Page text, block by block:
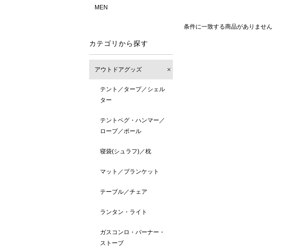
MEN
カテゴリから探す
アウトドアグッズ
テント／タープ／シェル
ター
テントペグ・ハンマー／
ロープ／ポール
寝袋(シュラフ)／枕
マット／ブランケット
テーブル／チェア
ランタン・ライト
ガスコンロ・バーナー・
ストーブ
条件に一致する商品がありません